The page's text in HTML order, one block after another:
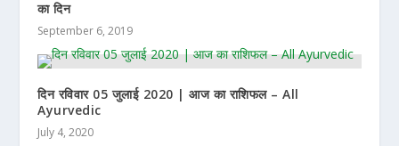
का दिन
September 6, 2019
दिन रविवार 05 जुलाई 2020 | आज का राशिफल – All
Ayurvedic
July 4, 2020